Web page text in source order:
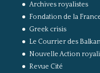
Archives royalistes
Fondation de la
Greek crisis
Le Courrier des
Nouvelle Action
Revue Cité